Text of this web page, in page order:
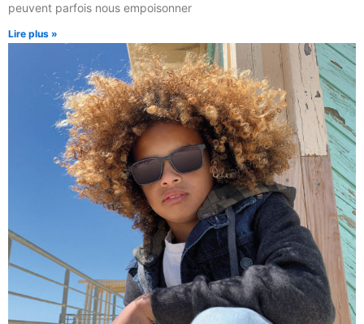
peuvent parfois nous empoisonner
Lire plus »